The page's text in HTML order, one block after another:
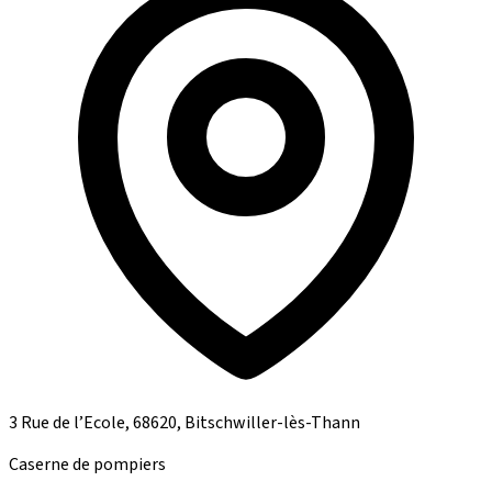
3 Rue de l’Ecole, 68620, Bitschwiller-lès-Thann
Caserne de pompiers